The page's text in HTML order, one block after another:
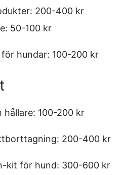
200-400 kr
50-100 kr
hundar: 100-200 kr
hållare: 100-200 kr
200-400 kr
kit för hund: 300-600 kr